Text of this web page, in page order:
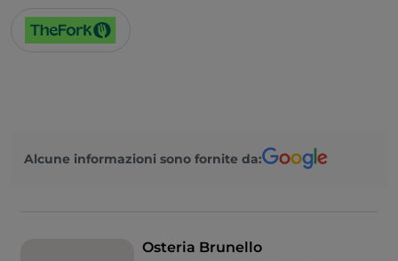
Alcune informazioni sono fornite da:
Osteria Brunello